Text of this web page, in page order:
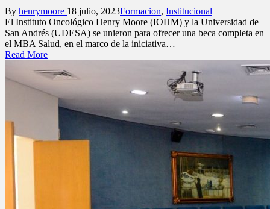
Posted
by
By henrymoore 18 julio, 2023Posted
in
Formacion, Institucional
El Instituto Oncológico Henry Moore (IOHM) y la Universidad de
San Andrés (UDESA) se unieron para ofrecer una beca completa en
el MBA Salud, en el marco de la iniciativa…
Read More